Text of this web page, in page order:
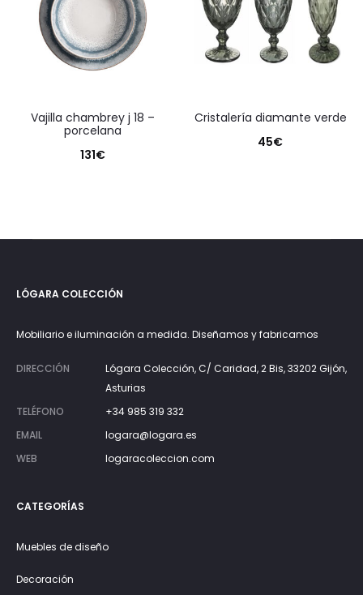
vajilla chambrey j 18 –
porcelana
131€
cristalería diamante verde
45€
LÓGARA COLECCIÓN
Mobiliario e iluminación a medida. Diseñamos y fabricamos
DIRECCIÓN
Lógara Colección, C/ Caridad, 2 Bis, 33202 Gijón,
Asturias
TELÉFONO
+34 985 319 332
EMAIL
logara@logara.es
WEB
logaracoleccion.com
CATEGORÍAS
Muebles de diseño
Decoración